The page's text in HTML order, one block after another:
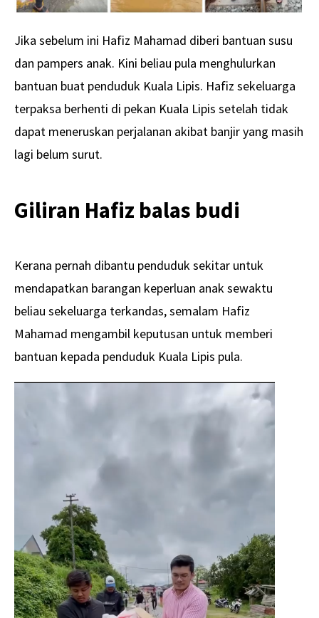
Jika sebelum ini Hafiz Mahamad diberi bantuan susu
dan pampers anak. Kini beliau pula menghulurkan
bantuan buat penduduk Kuala Lipis. Hafiz sekeluarga
terpaksa berhenti di pekan Kuala Lipis setelah tidak
dapat meneruskan perjalanan akibat banjir yang masih
lagi belum surut.
Giliran Hafiz balas budi
Kerana pernah dibantu penduduk sekitar untuk
mendapatkan barangan keperluan anak sewaktu
beliau sekeluarga terkandas, semalam Hafiz
Mahamad mengambil keputusan untuk memberi
bantuan kepada penduduk Kuala Lipis pula.